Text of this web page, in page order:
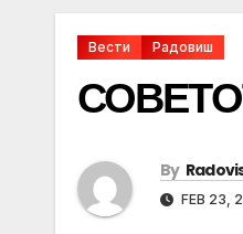
Вести Радовиш
By
FEB 23,